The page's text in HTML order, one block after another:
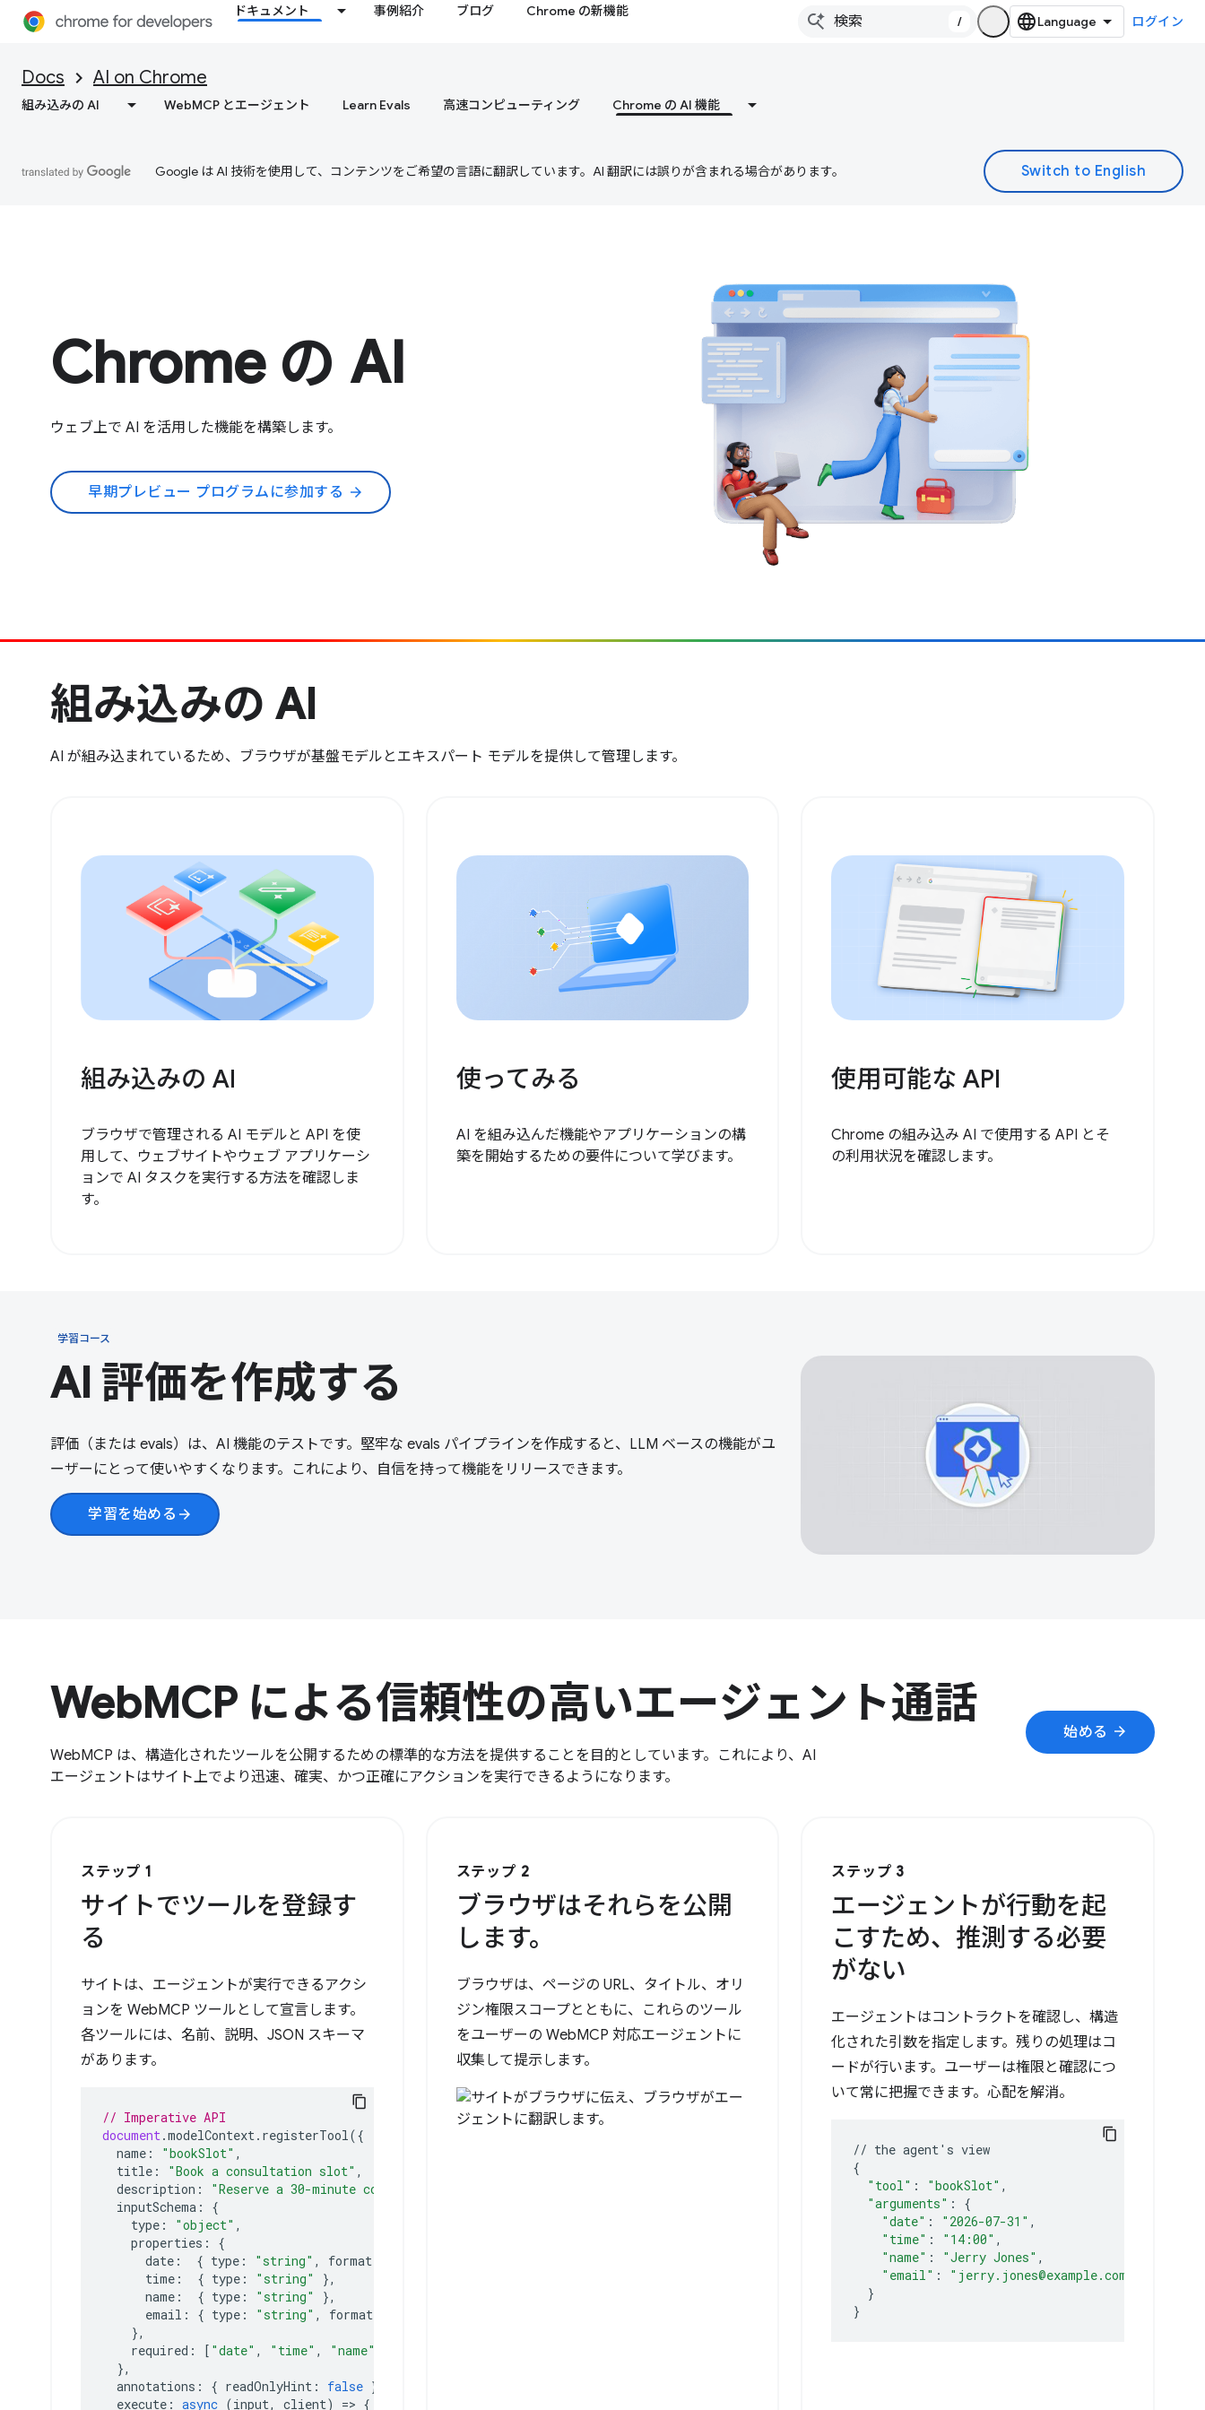
ドキュメント 事例紹介 ブログ Chrome の新機能
/ ログイン
Docs AI on Chrome
組み込みの AI WebMCP とエージェント Learn Evals 高速コンピューティング Chrome の AI 機能
Google は AI 技術を使用して、コンテンツをご希望の言語に翻訳しています。AI 翻訳には誤りが含まれる場合があります。
Chrome の AI
ウェブ上で AI を活用した機能を構築します。
早期プレビュー プログラムに参加する arrow_forward
組み込みの AI
AI が組み込まれているため、ブラウザが基盤モデルとエキスパート モデルを提供して管理します。
組み込みの AI
ブラウザで管理される AI モデルと API を使
用して、ウェブサイトやウェブ アプリケーシ
ョンで AI タスクを実行する方法を確認しま
す。
使ってみる
AI を組み込んだ機能やアプリケーションの構
築を開始するための要件について学びます。
使用可能な API
Chrome の組み込み AI で使用する API とそ
の利用状況を確認します。
学習コース
AI 評価を作成する
評価（または evals）は、AI 機能のテストです。堅牢な evals パイプラインを作成すると、LLM ベースの機能がユ
ーザーにとって使いやすくなります。これにより、自信を持って機能をリリースできます。
学習を始める arrow_forward
WebMCP による信頼性の高いエージェント通話
WebMCP は、構造化されたツールを公開するための標準的な方法を提供することを目的としています。これにより、AI
エージェントはサイト上でより迅速、確実、かつ正確にアクションを実行できるようになります。
始める arrow_forward
ステップ 1
サイトでツールを登録す
る
サイトは、エージェントが実行できるアクシ
ョンを WebMCP ツールとして宣言します。
各ツールには、名前、説明、JSON スキーマ
があります。
// Imperative API
document .modelContext . registerTool ({
name : "bookSlot" ,
title : "Book a consultation slot" ,
description : "Reserve a 30-minute consultation."
inputSchema :
{
type : "object" ,
properties :
{
date : { type : "string" , format
time : { type : "string"
},
name : { type : "string"
},
email : { type : "string" , format
},
required : [ "date" , "time" , "name"
},
annotations : { readOnlyHint : false },
execute : async (input, client) => {
ステップ 2
ブラウザはそれらを公開
します。
ブラウザは、ページの URL、タイトル、オリ
ジン権限スコープとともに、これらのツール
をユーザーの WebMCP 対応エージェントに
収集して提示します。
ステップ 3
エージェントが行動を起
こすため、推測する必要
がない
エージェントはコントラクトを確認し、構造
化された引数を指定します。残りの処理はコ
ードが行います。ユーザーは権限と確認につ
いて常に把握できます。心配を解消。
// the agent ' s
{
"tool" : "bookSlot"
"arguments" :
{
"date" : "2026-07-31"
"time" : "14:00"
"name" : "Jerry Jones"
"email" :
"jerry.jones@example.com"
}
}